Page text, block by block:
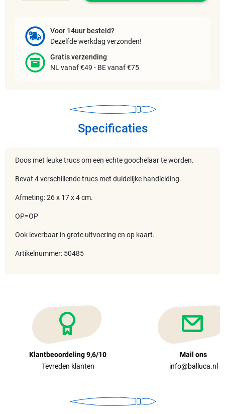
Voor 14uur besteld?
Dezelfde werkdag verzonden!
Gratis verzending
NL vanaf €49 - BE vanaf €75
Specificaties
Doos met leuke trucs om een echte goochelaar te worden.
Bevat 4 verschillende trucs met duidelijke handleiding.
Afmeting: 26 x 17 x 4 cm.
OP=OP
Ook leverbaar in grote uitvoering en op kaart.
Artikelnummer: 50485
Klantbeoordeling 9,6/10
Tevreden klanten
Mail ons
info@balluca.nl